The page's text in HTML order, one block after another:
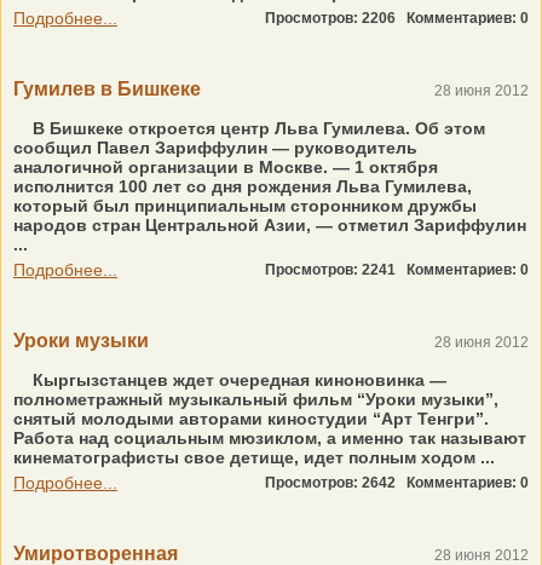
Подробнее...
Просмотров: 2206 Комментариев: 0
Гумилев в Бишкеке 28 июня 2012
В Бишкеке откроется центр Льва Гумилева. Об этом
сообщил Павел Зариффулин — руководитель
аналогичной организации в Москве. — 1 октября
исполнится 100 лет со дня рождения Льва Гумилева,
который был принципиальным сторонником дружбы
народов стран Центральной Азии, — отметил Зариффулин
...
Подробнее...
Просмотров: 2241 Комментариев: 0
Уроки музыки 28 июня 2012
Кыргызстанцев ждет очередная киноновинка —
полнометражный музыкальный фильм “Уроки музыки”,
снятый молодыми авторами киностудии “Арт Тенгри”.
Работа над социальным мюзиклом, а именно так называют
кинематографисты свое детище, идет полным ходом ...
Подробнее...
Просмотров: 2642 Комментариев: 0
Умиротворенная 28 июня 2012